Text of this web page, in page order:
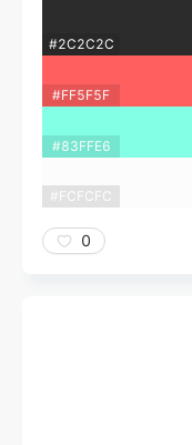
#2C2C2C
#FF5F5F
#83FFE6
#FCFCFC
0